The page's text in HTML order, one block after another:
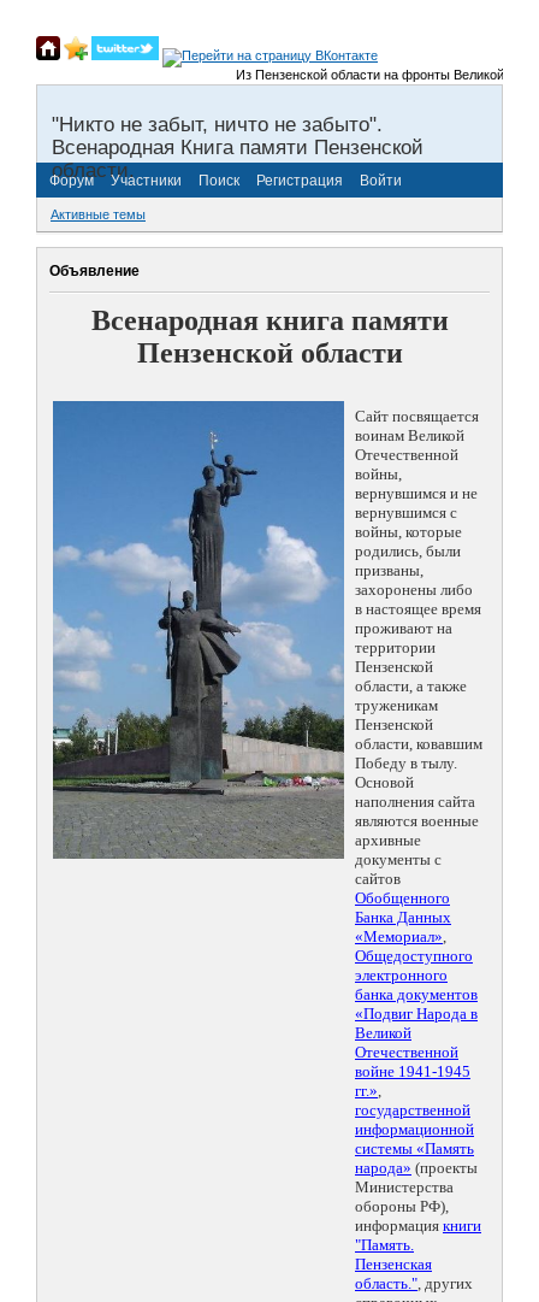
Из Пензенской области на фронты Великой
"Никто не забыт, ничто не забыто".
Всенародная Книга памяти Пензенской
области.
Форум Участники Поиск Регистрация Войти
Активные темы
Объявление
Всенародная книга памяти
Пензенской области
Сайт посвящается
воинам Великой
Отечественной
войны,
вернувшимся и не
вернувшимся с
войны, которые
родились, были
призваны,
захоронены либо
в настоящее время
проживают на
территории
Пензенской
области, а также
труженикам
Пензенской
области, ковавшим
Победу в тылу.
Основой
наполнения сайта
являются военные
архивные
документы с
сайтов
Обобщенного
Банка Данных
«Мемориал»,
Общедоступного
электронного
банка документов
«Подвиг Народа в
Великой
Отечественной
войне 1941-1945
гг.»,
государственной
информационной
системы «Память
народа» (проекты
Министерства
обороны РФ),
информация книги
"Память.
Пензенская
область.", других